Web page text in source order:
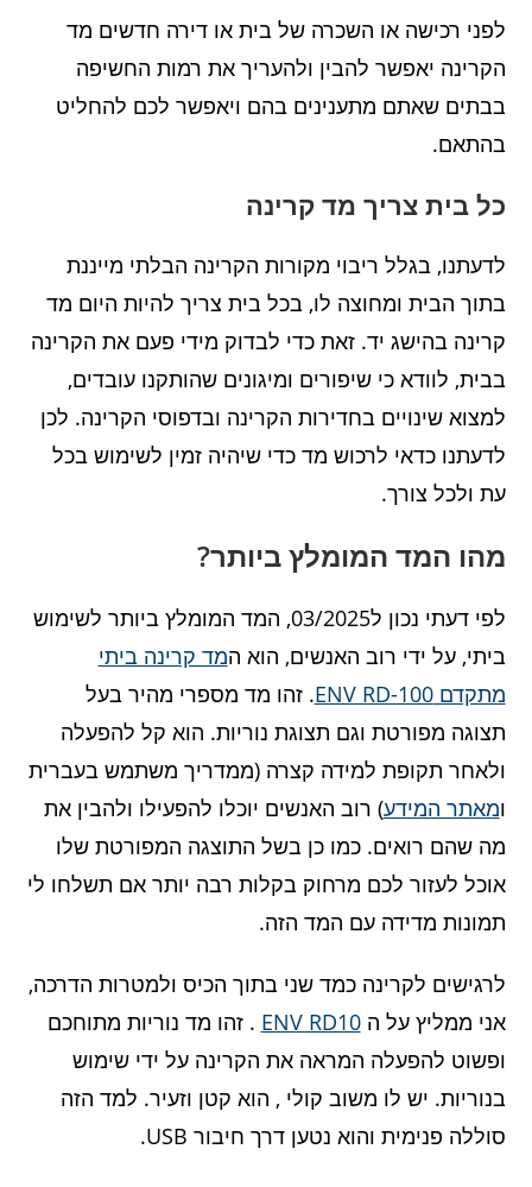
לפני רכישה או השכרה של בית או דירה חדשים מד
הקרינה יאפשר להבין ולהעריך את רמות החשיפה
בבתים שאתם מתענינים בהם ויאפשר לכם להחליט
בהתאם.
כל בית צריך מד קרינה
לדעתנו, בגלל ריבוי מקורות הקרינה הבלתי מייננת
בתוך הבית ומחוצה לו, בכל בית צריך להיות היום מד
קרינה בהישג יד. זאת כדי לבדוק מידי פעם את הקרינה
בבית, לוודא כי שיפורים ומיגונים שהותקנו עובדים,
למצוא שינויים בחדירות הקרינה ובדפוסי הקרינה. לכן
לדעתנו כדאי לרכוש מד כדי שיהיה זמין לשימוש בכל
עת ולכל צורך.
מהו המד המומלץ ביותר?
לפי דעתי נכון ל03/2025, המד המומלץ ביותר לשימוש
ביתי, על ידי רוב האנשים, הוא המד קרינה ביתי
מתקדם ENV RD-100
. זהו מד מספרי מהיר בעל
תצוגה מפורטת וגם תצוגת נוריות. הוא קל להפעלה
ולאחר תקופת למידה קצרה (ממדריך משתמש בעברית
ומאתר המידע) רוב האנשים יוכלו להפעילו ולהבין את
מה שהם רואים. כמו כן בשל התוצגה המפורטת שלו
אוכל לעזור לכם מרחוק בקלות רבה יותר אם תשלחו לי
תמונות מדידה עם המד הזה.
לרגישים לקרינה כמד שני בתוך הכיס ולמטרות הדרכה,
אני ממליץ על הENV RD10 . זהו מד נוריות מתוחכם
ופשוט להפעלה המראה את הקרינה על ידי שימוש
בנוריות. יש לו משוב קולי , הוא קטן וזעיר. למד הזה
סוללה פנימית והוא נטען דרך חיבור USB.